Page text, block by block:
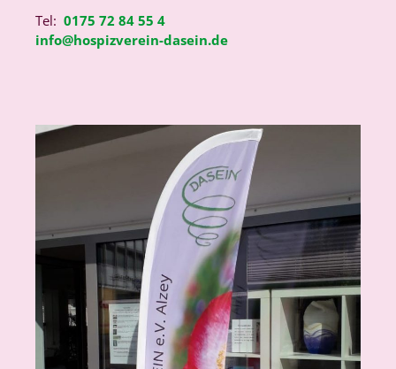
Tel: 0175 72 84 55 4
info@hospizverein-dasein.de